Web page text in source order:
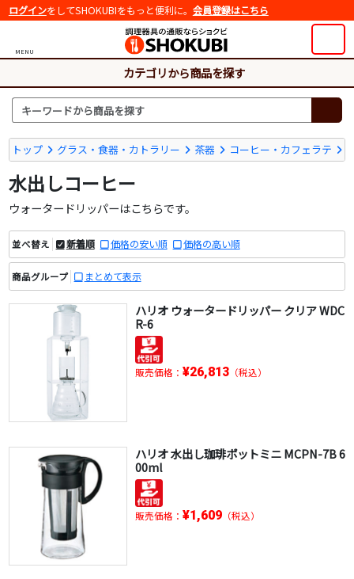
ログインをしてSHOKUBIをもっと便利に。 会員登録はこちら
MENU
カテゴリから商品を探す
トップ グラス・食器・カトラリー 茶器 コーヒー・カフェラテ
水出しコーヒー
ウォータードリッパーはこちらです。
並べ替え 新着順 価格の安い順 価格の高い順
商品グループ まとめて表示
ハリオ ウォータードリッパー クリア WDC
R-6
販売価格： ¥26,813（税込）
ハリオ 水出し珈琲ポットミニ MCPN-7B 6
00ml
販売価格： ¥1,609（税込）